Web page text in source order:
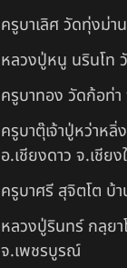
ครูบาเลิศ วัดทุ่งม่า
หลวงปู่หนู นรินโท
ครูบาทอง วัดก้อท่
ครูบาตุ๊เจ้าปู่หว่าหลิ่
อ.เชียงดาว จ.เชียง
ครูบาศรี สุจิตโต บ้
หลวงปู่รินทร์ กลฺย
จ.เพชรบูรณ์